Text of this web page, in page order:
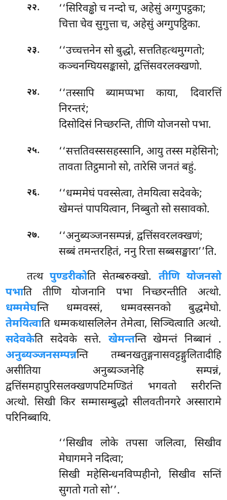
२२.
‘‘सिरिवड्ढो च नन्दो च, अहेसुं अग्गुपट्ठका;
चित्ता चेव सुगुत्ता च, अहेसुं अग्गुपट्ठिका.
२३.
‘‘उच्चत्तनेन सो बुद्धो, सत्ततिहत्थमुग्गतो;
कञ्चनग्घियसङ्कासो, द्वत्तिंसवरलक्खणो.
२४.
‘‘तस्सापि ब्यामप्पभा काया, दिवारत्तिं
निरन्तरं;
दिसोदिसं निच्छरन्ति, तीणि योजनसो पभा.
२५.
‘‘सत्ततिवस्ससहस्सानि, आयु तस्स महेसिनो;
तावता तिट्ठमानो सो, तारेसि जनतं बहुं.
२६.
‘‘धम्ममेघं पवस्सेत्वा, तेमयित्वा सदेवके;
खेमन्तं पापयित्वान, निब्बुतो सो ससावको.
२७.
‘‘अनुब्यञ्जनसम्पन्नं, द्वत्तिंसवरलक्खणं;
सब्बं तमन्तरहितं, ननु रित्ता सब्बसङ्खारा’’ति.
तत्थपुण्डरीकोतिसेतम्बरुक्खो. तीणि योजनसो
पभाति तीणि योजनानि पभा निच्छरन्तीति अत्थो.
धम्ममेघन्ति धम्मवस्सं, धम्मवस्सनको बुद्धमेघो.
तेमयित्वाति धम्मकथासलिलेन तेमेत्वा, सिञ्चित्वाति अत्थो.
सदेवकेति सदेवके सत्ते. खेमन्तन्ति खेमन्तं निब्बानं .
अनुब्यञ्जनसम्पन्नन्ति तम्बनखतुङ्गनासवट्टङ्गुलितादीहि
असीतिया अनुब्यञ्जनेहि सम्पन्नं,
द्वत्तिंसमहापुरिसलक्खणपटिमण्डितं भगवतो सरीरन्ति
अत्थो. सिखी किर सम्मासम्बुद्धो सीलवतीनगरे अस्सारामे
परिनिब्बायि.
‘‘सिखीव लोके तपसा जलित्वा, सिखीव
मेघागमने नदित्वा;
सिखी महेसिन्धनविप्पहीनो, सिखीव सन्तिं
सुगतो गतो सो’’.